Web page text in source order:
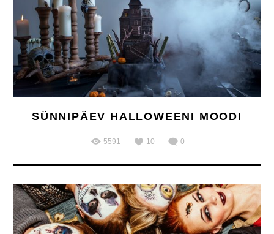
SÜNNIPÄEV HALLOWEENI MOODI
5591 10 0